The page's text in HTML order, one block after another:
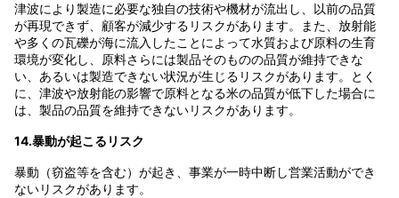
津波により製造に必要な独自の技術や機材が流出し、以前の品質
が再現できず、顧客が減少するリスクがあります。また、放射能
や多くの瓦礫が海に流入したことによって水質および原料の生育
環境が変化し、原料さらには製品そのものの品質が維持できな
い、あるいは製造できない状況が生じるリスクがあります。とく
に、津波や放射能の影響で原料となる米の品質が低下した場合に
は、製品の品質を維持できないリスクがあります。
14.暴動が起こるリスク
暴動（窃盗等を含む）が起き、事業が一時中断し営業活動ができ
ないリスクがあります。